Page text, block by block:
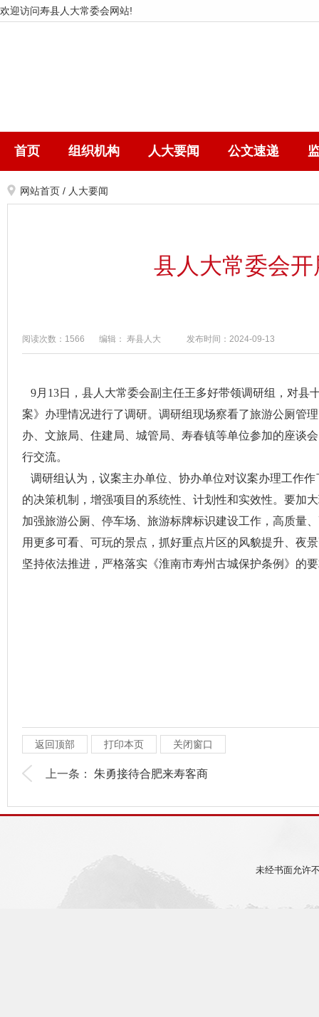
欢迎访问寿县人大常委会网站!
首页 组织机构 人大要闻 公文速递
网站首页 / 人大要闻
县人大常委会
阅读次数：1566 编辑： 寿县人大 发布时间：2024-09-13
9月13日，县人大常委会副主任王多好带领调研组，对县
案》办理情况进行了调研。调研组现场察看了旅游公厕管
办、文旅局、住建局、城管局、寿春镇等单位参加的座谈
行交流。
调研组认为，议案主办单位、协办单位对议案办理工作
的决策机制，增强项目的系统性、计划性和实效性。要加
加强旅游公厕、停车场、旅游标牌标识建设工作，高质量
用更多可看、可玩的景点，抓好重点片区的风貌提升、夜
坚持依法推进，严格落实《淮南市寿州古城保护条例》
返回顶部 打印本页 关闭窗口
上一条： 朱勇接待合肥来寿客商
未经书面允许